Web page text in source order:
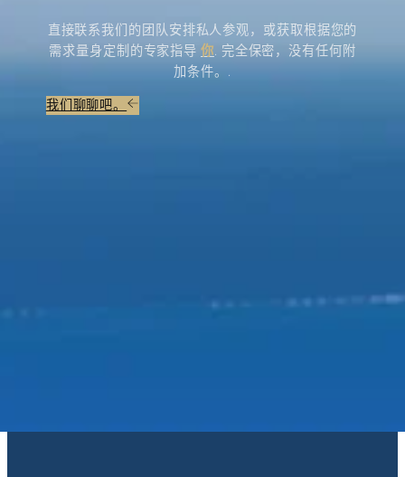
直接联系我们的团队安排私人参观，或获取根据您的
需求量身定制的专家指导你. 完全保密，没有任何附
加条件。.
我们聊聊吧。